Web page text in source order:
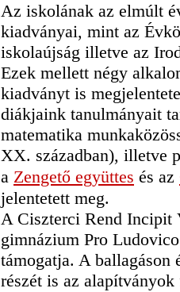
Az iskolának az elmúlt
kiadványai, mint az
iskolaújság illetve az
Ezek mellett négy
kiadványt is
diákjaink tanulmányait
matematika
XX. században), illetve
a Zengető együttes és az
jelentetett meg.
A Ciszterci Rend Incipit
gimnázium Pro
támogatja. A ballagáson
részét is az